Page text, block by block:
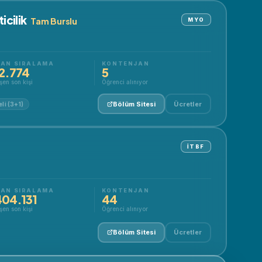
Tam Burslu MYO
SIRALAMA
son kişi
KONTENJAN
5
Öğrenci alınıyor
(3+1) Bölüm Sitesi Ücretler
İTBF
SIRALAMA
son kişi
KONTENJAN
44
Öğrenci alınıyor
Bölüm Sitesi Ücretler